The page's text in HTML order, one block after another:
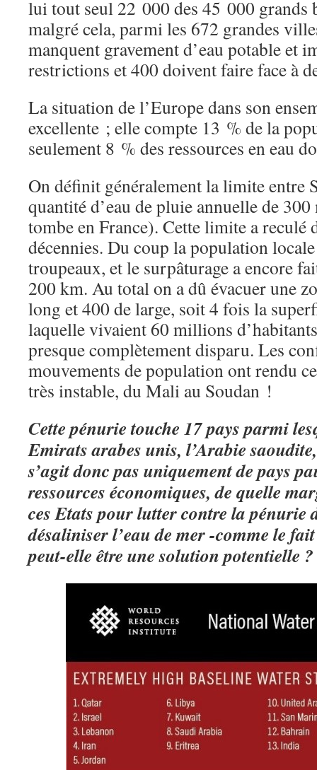
lui tout seul 22 000 des 45 000 grands
malgré cela, parmi les 672 grandes
manquent gravement d’eau potable et
restrictions et 400 doivent faire face à
La situation de l’Europe dans son
excellente ; elle compte 13 % de la
seulement 8 % des ressources en eau
On définit généralement la limite entre
quantité d’eau de pluie annuelle de
tombe en France). Cette limite a reculé
décennies. Du coup la population locale
troupeaux, et le surpâturage a encore
200 km. Au total on a dû évacuer une
long et 400 de large, soit 4 fois la
laquelle vivaient 60 millions
presque complètement disparu. Les
mouvements de population ont rendu
très instable, du Mali au Soudan !
Cette pénurie touche 17 pays parmi
Emirats arabes unis, l’Arabie
s’agit donc pas uniquement de pays
ressources économiques, de quelle
ces Etats pour lutter contre la pénurie
désaliniser l’eau de mer -comme le
peut-elle être une solution potentielle